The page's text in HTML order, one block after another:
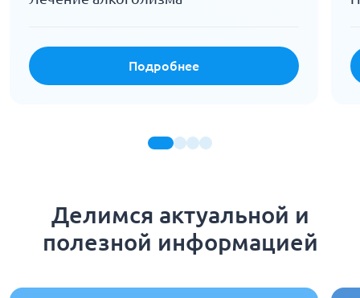
Подробнее
Делимся актуальной и
полезной информацией